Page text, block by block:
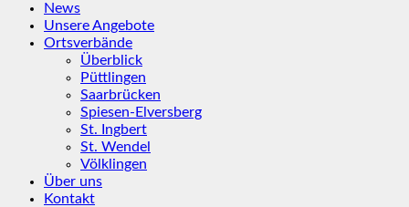
News
Unsere Angebote
Ortsverbände
Überblick
Püttlingen
Saarbrücken
Spiesen-Elversberg
St. Ingbert
St. Wendel
Völklingen
Über uns
Kontakt